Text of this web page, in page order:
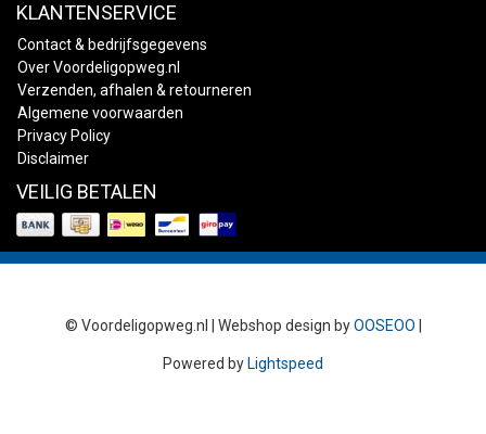
KLANTENSERVICE
Contact & bedrijfsgegevens
Over Voordeligopweg.nl
Verzenden, afhalen & retourneren
Algemene voorwaarden
Privacy Policy
Disclaimer
VEILIG BETALEN
© Voordeligopweg.nl | Webshop design byOOSEOO
Powered by Lightspeed